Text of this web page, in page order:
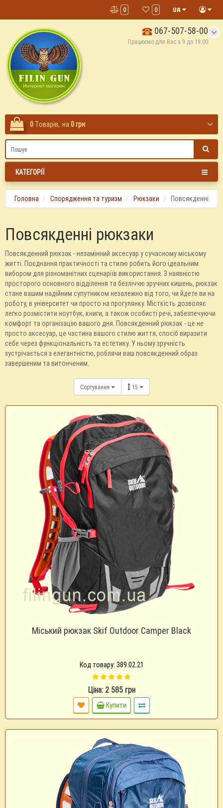
0
0
067-507-58-00
Працюємо для Вас з 9 до 19:00
0 Tоварів, на 0 грн
КАТЕГОРІЇ
Головна Спорядження та туризм Рюкзаки Повсякденні
Повсякденні рюкзаки
Повсякденний рюкзак - незамінний аксесуар у сучасному міському
житті. Поєднання практичності та стилю робить його ідеальним
вибором для різноманітних сценаріїв використання. З наявністю
просторого основного відділення та безліччю зручних кишень, рюкзак
стане вашим надійним супутником незалежно від того, чи йдете ви на
роботу, в університет чи просто на прогулянку. Місткість дозволяє
легко розмістити ноутбук, книги, а також особисті речі, забезпечуючи
комфорт та організацію вашого дня. Повсякденний рюкзак - це не
просто аксесуар, це частина вашого стилю життя, спосіб виразити
себе через функціональність та естетику. У ньому зручність
зустрічається з елегантністю, роблячи ваш повсякденний образ
завершеним та витонченим.
Сортування 15
Міський рюкзак Skif Outdoor Camper Black
Код товару: 389.02.21
Ціна: 2 585 грн
Купити